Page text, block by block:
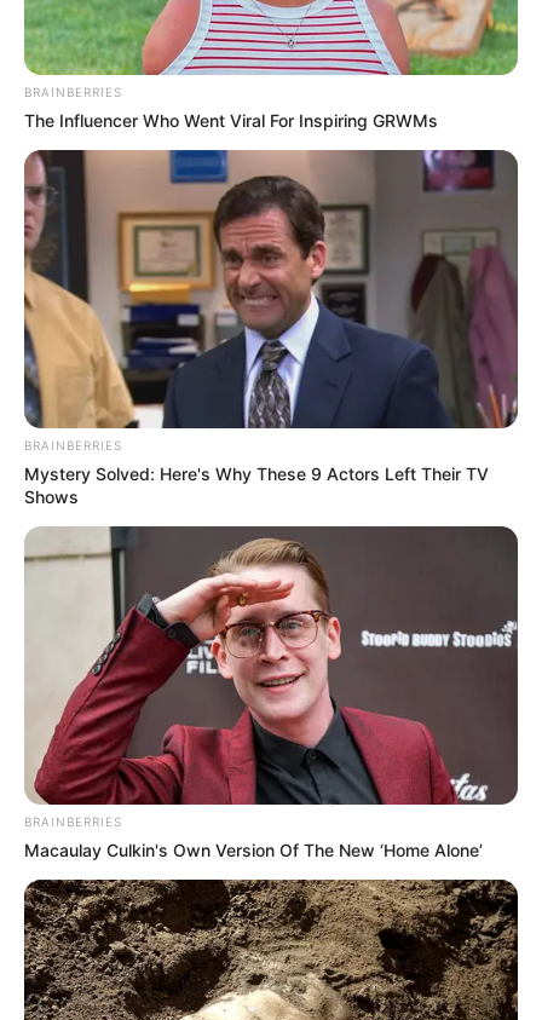
BRAINBERRIES
The Influencer Who Went Viral For Inspiring GRWMs
BRAINBERRIES
Mystery Solved: Here's Why These 9 Actors Left Their TV
Shows
BRAINBERRIES
Macaulay Culkin's Own Version Of The New ‘Home Alone’